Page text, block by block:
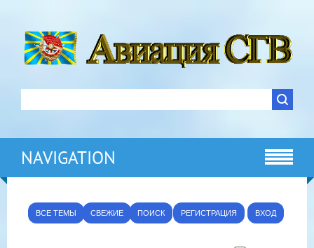
NAVIGATION
ВСЕ ТЕМЫ СВЕЖИЕ ПОИСК РЕГИСТРАЦИЯ ВХОД